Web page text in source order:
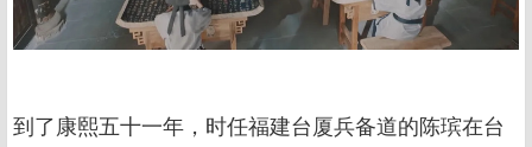
到了康熙五十一年，时任福建台厦兵备道的陈瑸在台